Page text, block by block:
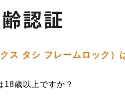
ス タシ フレームロック）
18歳以上ですか？